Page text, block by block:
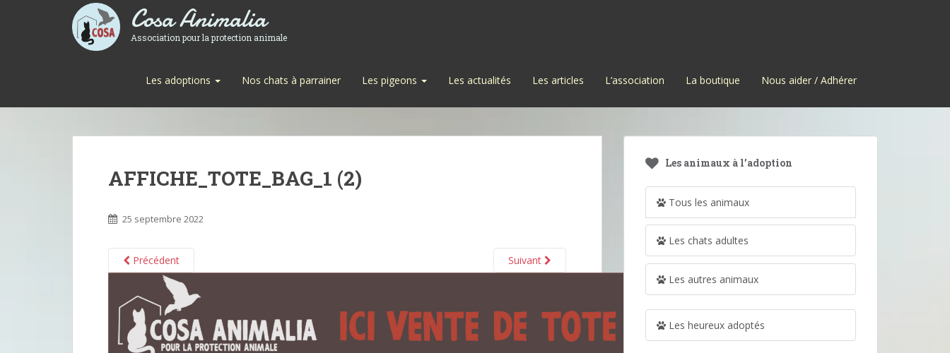
Cosa Animalia
Association pour la protection animale
Les adoptions Nos chats à parrainer Les pigeons Les actualités Les articles L’association La boutique Nous aider / Adhérer
AFFICHE_TOTE_BAG_1 (2)
25 septembre 2022
Précédent Suivant
Les animaux à l’adoption
Tous les animaux
Les chats adultes
Les autres animaux
Les heureux adoptés